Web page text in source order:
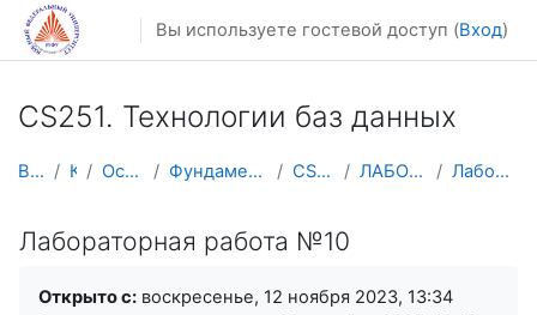
Перейти к основному содержанию
Вы используете гостевой доступ (Вход)
CS251. Технологии баз данных
В начало Курсы Осенний семестр Фундаментальная информатика и ИТ CS251. ТБД-ФИИТ ЛАБОРАТОРНЫЕ ЗАНЯТИЯ Лабораторная работа №10
Лабораторная работа №10
Открыто с: воскресенье, 12 ноября 2023, 13:34